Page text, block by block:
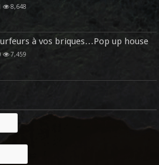
8,648
à vos briques…Pop up house
7,459